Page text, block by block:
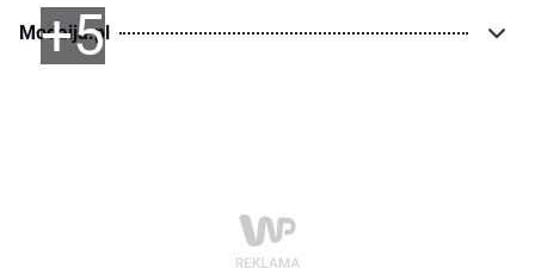
+5
Modaija.pl